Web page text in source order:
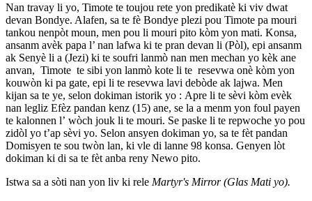
Nan travay li yo, Timote te toujou rete yon predikatè ki viv dwat
devan Bondye. Alafen, sa te fè Bondye plezi pou Timote pa mouri
tankou nenpòt moun, men pou li mouri pito kòm yon mati. Konsa,
ansanm avèk papa l’ nan lafwa ki te pran devan li (Pòl), epi ansanm
ak Senyè li a (Jezi) ki te soufri lanmò nan men mechan yo kèk ane
anvan, Timote te sibi yon lanmò kote li te resevwa onè kòm yon
kouwòn ki pa gate, epi li te resevwa lavi debòde ak lajwa. Men
kijan sa te ye, selon dokiman istorik yo : Apre li te sèvi kòm evèk
nan legliz Efèz pandan kenz (15) ane, se la a menm yon foul payen
te kalonnen l’ wòch jouk li te mouri. Se paske li te repwoche yo pou
zidòl yo t’ap sèvi yo. Selon ansyen dokiman yo, sa te fèt pandan
Domisyen te sou twòn lan, ki vle di lanne 98 konsa. Genyen lòt
dokiman ki di sa te fèt anba reny Newo pito.
Istwa sa a sòti nan yon liv ki rele Martyr's Mirror (Glas Mati yo).